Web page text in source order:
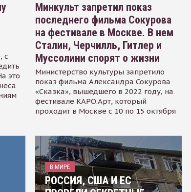
с
это
Минкульт запретил показ
последнего фильма Сокурова
на фестивале в Москве. В нем
Сталин, Черчилль, Гитлер и
Муссолини спорят о жизни
Министерство культуры запретило
показ фильма Александра Сокурова
«Сказка», вышедшего в 2022 году, на
фестивале КАРО.Арт, который
проходит в Москве с 10 по 15 октября
В МИРЕ
РОССИЯ, США И ЕС